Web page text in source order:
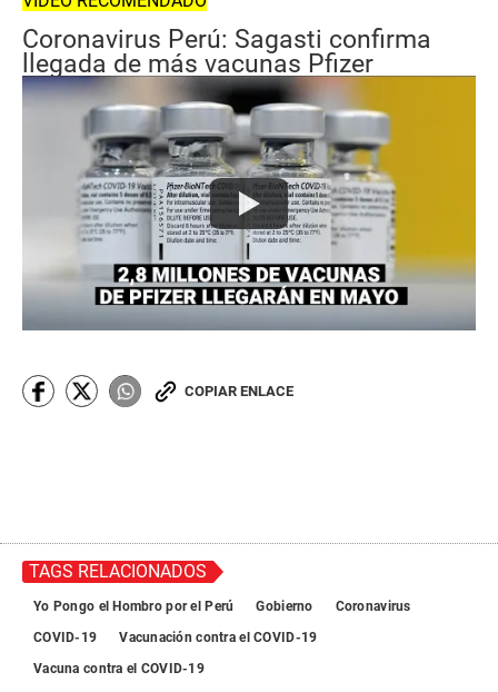
Coronavirus Perú: Sagasti confirma
llegada de más vacunas Pfizer
COPIAR ENLACE
TAGS RELACIONADOS
Yo Pongo el Hombro por el Perú Gobierno
Coronavirus
COVID-19
Vacunación contra el COVID-19
Vacuna contra el COVID-19